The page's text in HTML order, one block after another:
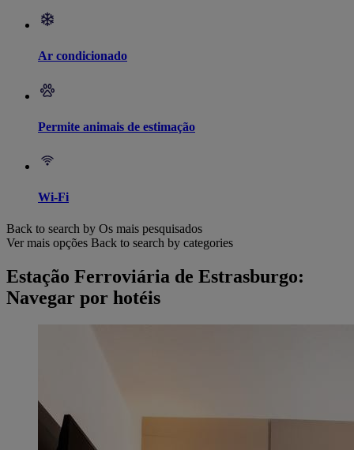
Ar condicionado
Permite animais de estimação
Wi-Fi
Back to search by Os mais pesquisados
Ver mais opções Back to search by categories
Estação Ferroviária de Estrasburgo:
Navegar por hotéis